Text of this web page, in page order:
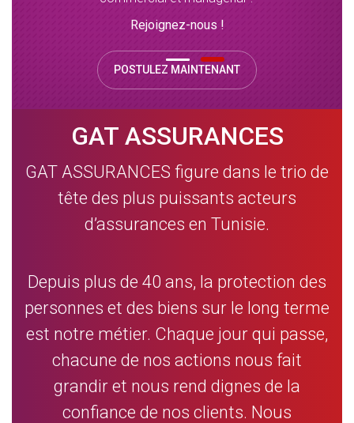
Rejoignez-nous !
POSTULEZ MAINTENANT
GAT ASSURANCES
GAT ASSURANCES figure dans le trio de
tête des plus puissants acteurs
d’assurances en Tunisie.
Depuis plus de 40 ans, la protection des
personnes et des biens sur le long terme
est notre métier. Chaque jour qui passe,
chacune de nos actions nous fait
grandir et nous rend dignes de la
confiance de nos clients. Nous